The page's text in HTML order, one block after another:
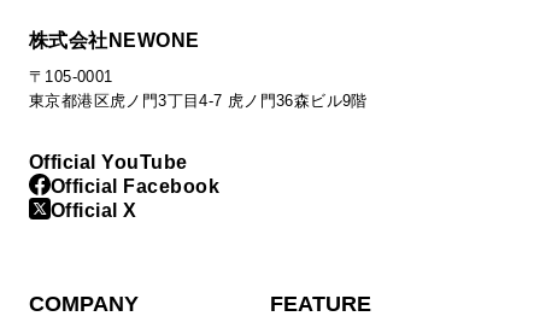
株式会社NEWONE
〒105-0001
東京都港区虎ノ門3丁目4-7 虎ノ門36森ビル9階
Official YouTube
Official Facebook
Official X
COMPANY FEATURE